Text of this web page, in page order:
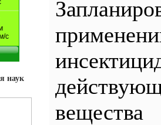
вещества